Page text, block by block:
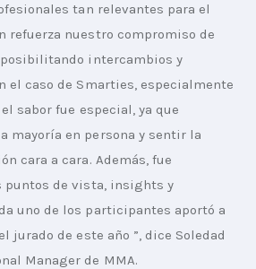
tan relevantes para el
refuerza nuestro compromiso de
intercambios y
el caso de Smarties, especialmente
sabor fue especial, ya que
mayoría en persona y sentir la
cara a cara. Además, fue
puntos de vista, insights y
uno de los participantes aportó a
jurado de este año ”, dice Soledad
Manager de MMA.